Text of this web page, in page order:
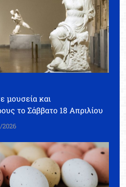
μουσεία και
το Σάββατο 18 Απριλίου
2026